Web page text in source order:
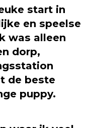
start in
en speelse
was alleen
dorp,
de beste
puppy.